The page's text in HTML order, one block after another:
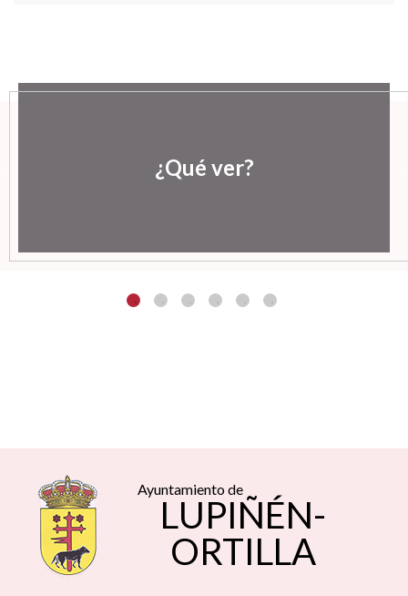
¿Qué ver?
Ayuntamiento de
LUPIÑÉN-
ORTILLA